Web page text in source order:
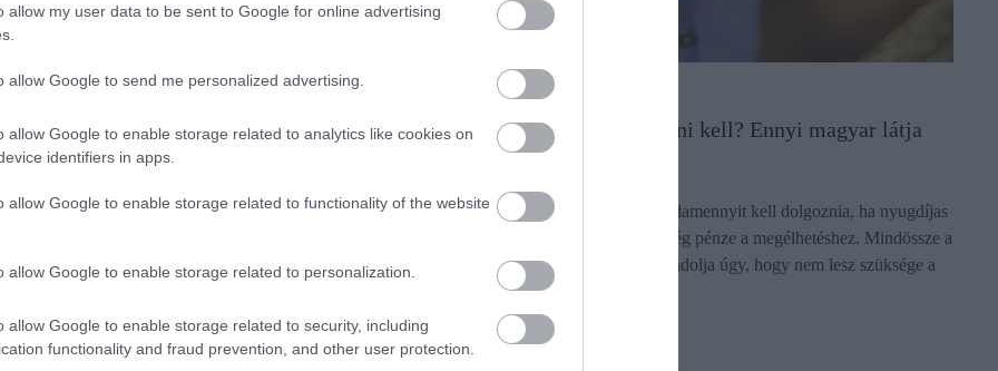
allow my user data to be sent to Google for online advertising
allow Google to send me personalized advertising.
allow Google to enable storage related to analytics like cookies on
identifiers in apps.
allow Google to enable storage related to functionality of the website
allow Google to enable storage related to personalization.
allow Google to enable storage related to security, including
functionality and fraud prevention, and other user protection.
Rekordközelben az Ausztriában dolgozó
magyarok száma
Egyre több magyar dolgozik Ausztriában, és már a nyugdíj előtt
szomszédunknál. A legfrissebb statisztikák szerint már közel 130
NYUGDÍJ
Nyugdíjasan dolgozni kell? Ennyi magyar látja
így a jövőjét
A nagy többség szerint valamennyit kell dolgoznia, ha nyugdíjas
korba lép, hogy legyen elég pénze a megélhetéshez. Mindössze a
lakosság 20 százaléka gondolja úgy, hogy nem lesz szüksége a
nyugdíj…